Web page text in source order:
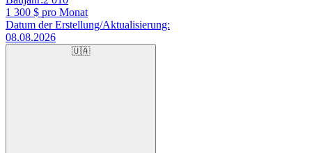
1 300 $ pro Monat
Datum der Erstellung/Aktualisierung:
08.08.2026
🇺🇦